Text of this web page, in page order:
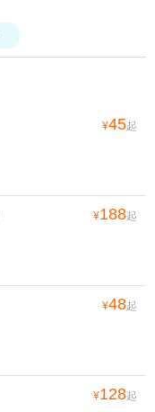
¥45起
¥188起
¥48起
¥128起